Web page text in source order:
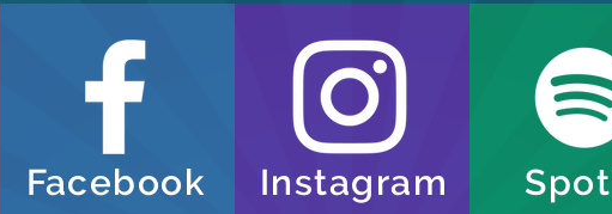
Facebook Instagram